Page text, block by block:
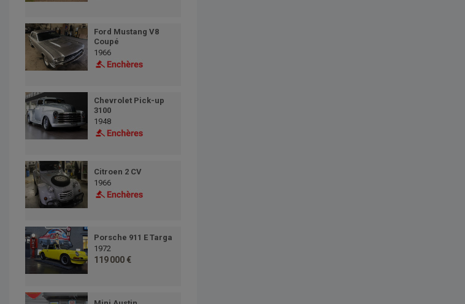
Ford Mustang V8
Coupé
1966
Chevrolet Pick-up
3100
1948
Citroen 2 CV
1966
Porsche 911 E Targa
1972
119 000 €